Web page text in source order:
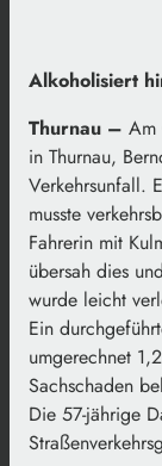
Alkoholisiert
Thurnau – Am
in Thurnau,
Verkehrsunfall.
musste
Fahrerin mit
übersah dies
wurde leicht
Ein
umgerechnet
Sachschaden
Die 57-jährige